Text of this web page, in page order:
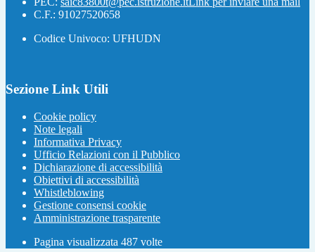
C.F.: 91027520658
Codice Univoco: UFHUDN
Sezione Link Utili
Cookie policy
Note legali
Informativa Privacy
Ufficio Relazioni con il Pubblico
Dichiarazione di accessibilità
Obiettivi di accessibilità
Whistleblowing
Gestione consensi cookie
Amministrazione trasparente
Pagina visualizzata 487 volte